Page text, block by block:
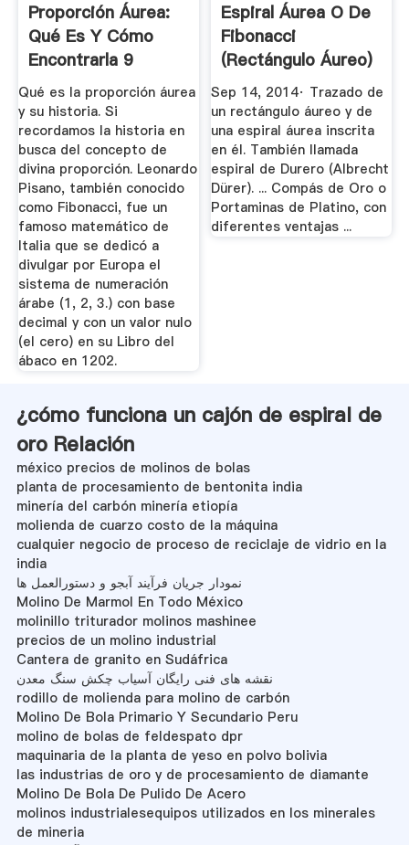
Proporción Áurea:
Qué Es Y Cómo
Encontrarla 9
Ejemplos
Qué es la proporción áurea
y su historia. Si
recordamos la historia en
busca del concepto de
divina proporción. Leonardo
Pisano, también conocido
como Fibonacci, fue un
famoso matemático de
Italia que se dedicó a
divulgar por Europa el
sistema de numeración
árabe (1, 2, 3.) con base
decimal y con un valor nulo
(el cero) en su Libro del
ábaco en 1202.
Espiral Áurea O De
Fibonacci
(Rectángulo Áureo)
YouTube
Sep 14, 2014· Trazado de
un rectángulo áureo y de
una espiral áurea inscrita
en él. También llamada
espiral de Durero (Albrecht
Dürer). ... Compás de Oro o
Portaminas de Platino, con
diferentes ventajas ...
¿cómo funciona un cajón de espiral de
oro Relación
méxico precios de molinos de bolas
planta de procesamiento de bentonita india
minería del carbón minería etiopía
molienda de cuarzo costo de la máquina
cualquier negocio de proceso de reciclaje de vidrio en la
india
نمودار جریان فرآیند آبجو و دستورالعمل ها
Molino De Marmol En Todo México
molinillo triturador molinos mashinee
precios de un molino industrial
Cantera de granito en Sudáfrica
نقشه های فنی رایگان آسیاب چکش سنگ معدن
rodillo de molienda para molino de carbón
Molino De Bola Primario Y Secundario Peru
molino de bolas de feldespato dpr
maquinaria de la planta de yeso en polvo bolivia
las industrias de oro y de procesamiento de diamante
Molino De Bola De Pulido De Acero
molinos industrialesequipos utilizados en los minerales
de mineria